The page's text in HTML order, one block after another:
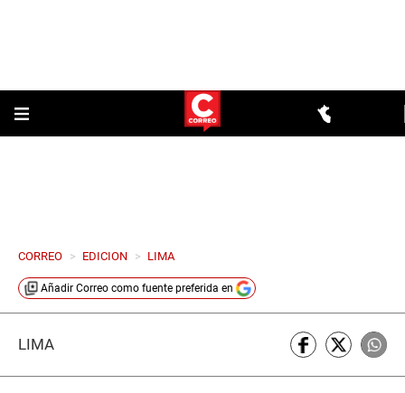
CORREO > EDICION > LIMA
Añadir Correo como fuente preferida en
LIMA